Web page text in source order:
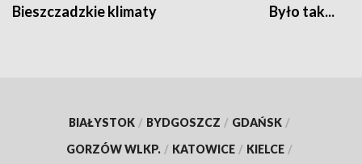
Bieszczadzkie klimaty Było tak...
BIAŁYSTOK / BYDGOSZCZ / GDAŃSK /
GORZÓW WLKP. / KATOWICE / KIELCE /